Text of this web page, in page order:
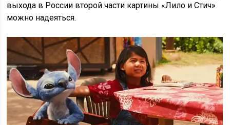
выхода в России второй части картины «Лило и Стич»
можно надеяться.